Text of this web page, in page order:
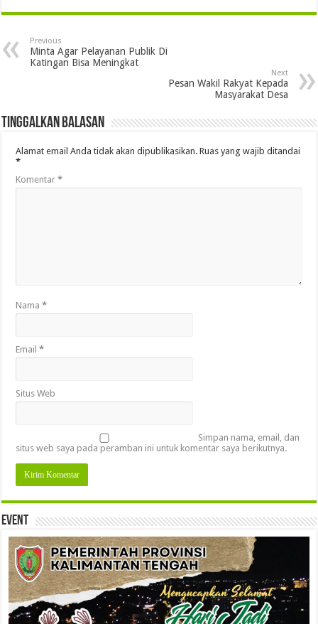
Previous
Minta Agar Pelayanan Publik Di
Katingan Bisa Meningkat
Next
Pesan Wakil Rakyat Kepada
Masyarakat Desa
Tinggalkan Balasan
Alamat email Anda tidak akan dipublikasikan. Ruas yang wajib ditandai
*
Komentar*
Nama*
Email*
Situs Web
Simpan nama, email, dan
situs web saya pada peramban ini untuk komentar saya berikutnya.
Event